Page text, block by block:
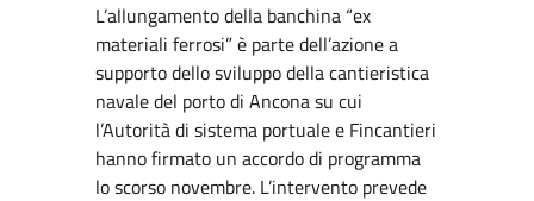
L’allungamento della banchina “ex
materiali ferrosi” è parte dell’azione a
supporto dello sviluppo della cantieristica
navale del porto di Ancona su cui
l’Autorità di sistema portuale e Fincantieri
hanno firmato un accordo di programma
lo scorso novembre. L’intervento prevede